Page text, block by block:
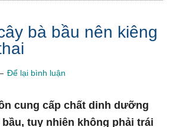
bà bầu nên kiêng
Để lại bình luận
cung cấp chất dinh dưỡng
tuy nhiên không phải trái